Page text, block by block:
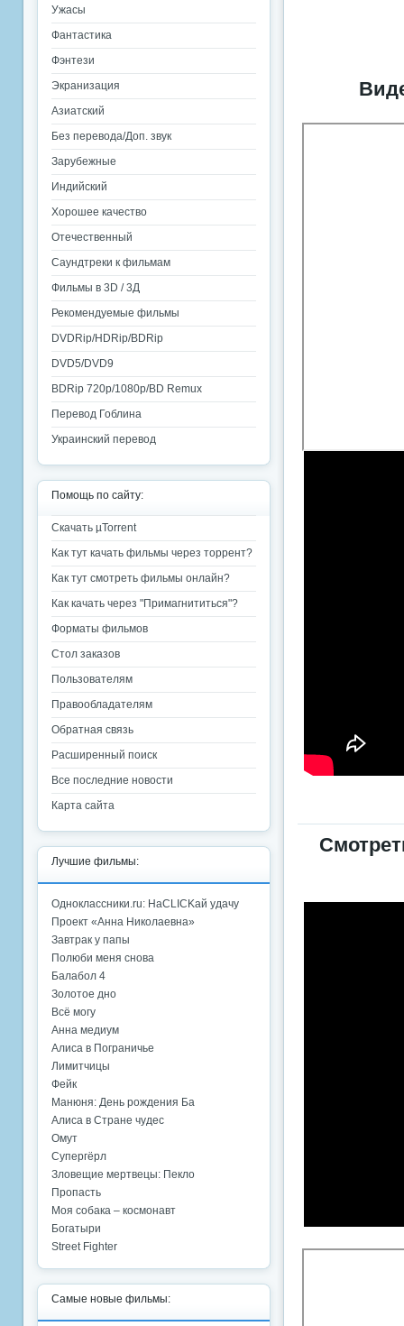
Ужасы
Фантастика
Фэнтези
Экранизация
Азиатский
Без перевода/Доп. звук
Зарубежные
Индийский
Хорошее качество
Отечественный
Саундтреки к фильмам
Фильмы в 3D / 3Д
Рекомендуемые фильмы
DVDRip/HDRip/BDRip
DVD5/DVD9
BDRip 720p/1080p/BD Remux
Перевод Гоблина
Украинский перевод
Помощь по сайту:
Скачать µTorrent
Как тут качать фильмы через торрент?
Как тут смотреть фильмы онлайн?
Как качать через "Примагнититься"?
Форматы фильмов
Стол заказов
Пользователям
Правообладателям
Обратная связь
Расширенный поиск
Все последние новости
Карта сайта
Лучшие фильмы:
Одноклассники.ru: НаCLICKай удачу
Проект «Анна Николаевна»
Завтрак у папы
Полюби меня снова
Балабол 4
Золотое дно
Всё могу
Анна медиум
Алиса в Пограничье
Лимитчицы
Фейк
Манюня: День рождения Ба
Алиса в Стране чудес
Омут
Супергёрл
Зловещие мертвецы: Пекло
Пропасть
Моя собака – космонавт
Богатыри
Street Fighter
Самые новые фильмы: